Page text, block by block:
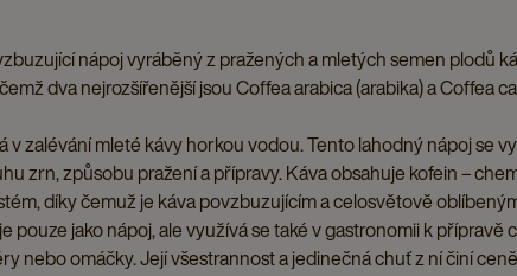
nápoj vyráběný z pražených a mletých semen plodů
dva nejrozšířenější jsou Coffea arabica (arabika) a Coffea
v zalévání mleté kávy horkou vodou. Tento lahodný nápoj se
zrn, způsobu pražení a přípravy. Káva obsahuje kofein –
díky čemuž je káva povzbuzujícím a celosvětově
pouze jako nápoj, ale využívá se také v gastronomii k přípravě
nebo omáčky. Její všestrannost a jedinečná chuť z ní činí